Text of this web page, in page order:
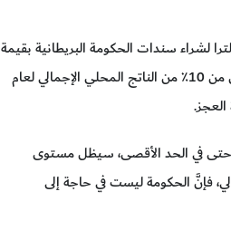
لشراء سندات الحكومة البريطانية بقيمة
تصل إلى 200 مليار جنيه إسترليني (238 مليار دولار) وسندات شركات استثمارية غير مالية - وهو حافز نقدي يساوي أقل بقليل من 10٪ من الناتج المحلي الإجمالي لعام
الحكومة البريطانية عجزاً لا يقل عن 7.5٪ من الناتج المحلي الإجمالي، وربما يصل إلى 10٪. ولكن حتى في الحد الأقصى، سيظل مستوى
فإنَّ الحكومة ليست في حاجة إلى